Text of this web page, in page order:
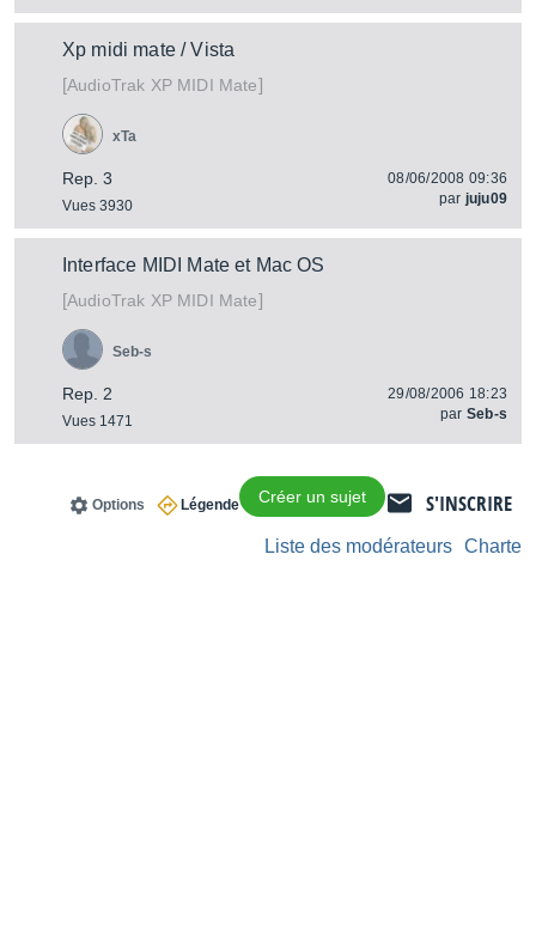
Xp midi mate / Vista
[AudioTrak XP MIDI Mate]
Rep. 3
Vues 3930
xTa
08/06/2008 09:36
par juju09
Interface MIDI Mate et Mac OS
[AudioTrak XP MIDI Mate]
Rep. 2
Vues 1471
Seb-s
29/08/2006 18:23
par Seb-s
S'INSCRIRE
Créer un sujet
Légende
Options
Charte
Liste des modérateurs